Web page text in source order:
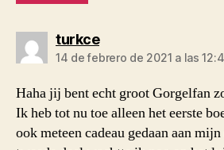
turkcedice:
14 de febrero de 2021 a las
Haha jij bent echt groot Gorgelfan
Ik heb tot nu toe alleen het eerste
ook meteen cadeau gedaan aan